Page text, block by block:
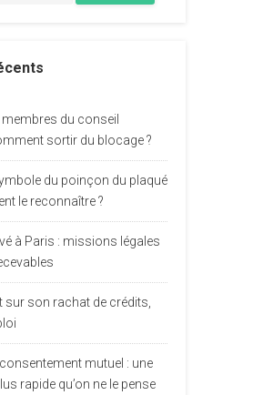
du conseil
sortir du blocage ?
du poinçon du plaqué
le reconnaître ?
à Paris : missions légales
sur son rachat de crédits,
mutuel : une
rapide qu’on ne le pense